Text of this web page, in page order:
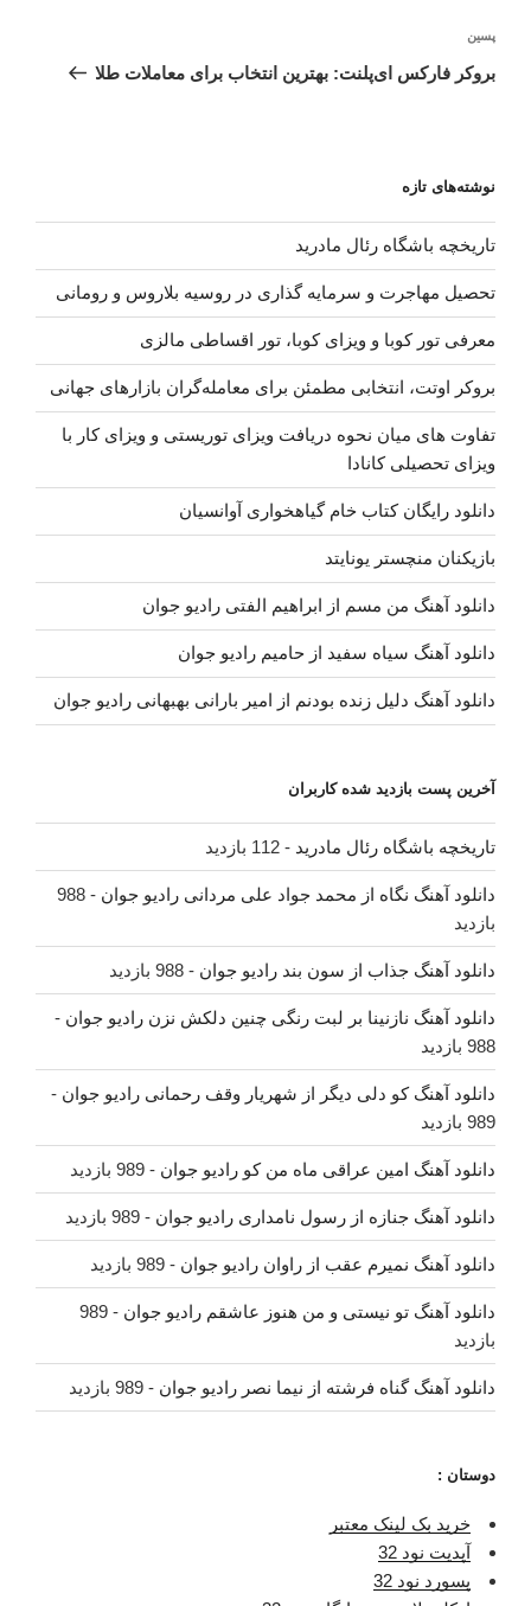
نوشته‌ٔ
بعدی
پسین
بروکر فارکس ای‌پلنت: بهترین انتخاب برای معاملات طلا
نوشته‌های تازه
تاریخچه باشگاه رئال مادرید
تحصیل مهاجرت و سرمایه گذاری در روسیه بلاروس و رومانی
معرفی تور کوبا و ویزای کوبا، تور اقساطی مالزی
بروکر اوتت، انتخابی مطمئن برای معامله‌گران بازارهای جهانی
تفاوت های میان نحوه دریافت ویزای توریستی و ویزای کار با
ویزای تحصیلی کانادا
دانلود رایگان کتاب خام گیاهخواری آوانسیان
بازیکنان منچستر یونایتد
دانلود آهنگ من مسم از ابراهیم الفتی رادیو جوان
دانلود آهنگ سیاه سفید از حامیم رادیو جوان
دانلود آهنگ دلیل زنده بودنم از امیر بارانی بهبهانی رادیو جوان
آخرین پست بازدید شده کاربران
تاریخچه باشگاه رئال مادرید - 112 بازدید
دانلود آهنگ نگاه از محمد جواد علی مردانی رادیو جوان
- 988
بازدید
دانلود آهنگ جذاب از سون بند رادیو جوان - 988 بازدید
دانلود آهنگ نازنینا بر لبت رنگی چنین دلکش نزن رادیو جوان -
988 بازدید
دانلود آهنگ کو دلی دیگر از شهریار وقف رحمانی رادیو جوان -
989 بازدید
دانلود آهنگ امین عراقی ماه من کو رادیو جوان - 989 بازدید
دانلود آهنگ جنازه از رسول نامداری رادیو جوان - 989 بازدید
دانلود آهنگ نمیرم عقب از راوان رادیو جوان - 989 بازدید
دانلود آهنگ تو نیستی و من هنوز عاشقم رادیو جوان
- 989
بازدید
دانلود آهنگ گناه فرشته از نیما نصر رادیو جوان - 989 بازدید
دوستان :
خرید بک لینک معتبر
آپدیت نود 32
پسورد نود 32